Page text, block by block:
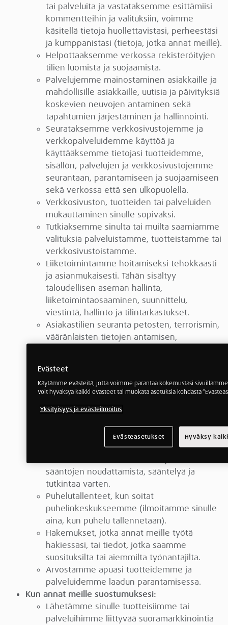
tai palveluita ja vastataksemme esittämiisi
kommentteihin ja valituksiin, voimme
käsitellä tietoja huollettavistasi, perheestäsi
ja kumppanistasi (tietoja, jotka annat meille).
Helpottaaksemme verkossa rekisteröityjen
tilien luomista ja suojaamista.
Palvelujemme mainostaminen asiakkaille ja
mahdollisille asiakkaille, uutisia ja päivityksiä
koskevien neuvojen antaminen sekä
tapahtumien järjestäminen ja hallinnointi.
Seurataksemme verkkosivustojemme ja
verkkopalveluidemme käyttöä ja
käyttääksemme tietojasi tuotteidemme,
sisällön, palvelujen ja verkkosivustojemme
seurantaan, parantamiseen ja suojaamiseen
sekä verkossa että sen ulkopuolella.
Verkkosivuston, tuotteiden tai palveluiden
mukauttaminen sinulle sopivaksi.
Tutkiaksemme sinulta tai muilta saamiamme
valituksia palveluistamme, tuotteistamme tai
verkkosivustoistamme.
Liiketoimintamme hoitamiseksi tehokkaasti
ja asianmukaisesti. Tähän sisältyy
taloudellisen aseman hallinta,
liiketoimintaosaaminen, suunnittelu,
viestintä, hallinto ja tilintarkastukset.
Asiakastilien seuranta petosten, terrorismin,
vääränlaisten tietojen antamisen,
tutkimiseksi ja/tai niistä ilmoittamiseksi
sovellettavan lainsäädännön mukaisesti.
Hallinnoidaksemme liiketoimiamme muiden
yritysten kanssa, jotka tarjoavat palveluja
Markkinointimateriaalin lähettäminen sinulle
sääntöjen noudattamista, sääntelyä ja
tutkintaa varten.
Puhelutallenteet, kun soitat
puhelinkeskukseemme (ilmoitamme sinulle
aina, kun puhelu tallennetaan).
Hakemukset, jotka annat meille työtä
hakiessasi, tai tiedot, jotka saamme
suosituksilta tai aiemmilta työnantajilta.
Arvostamme apuasi tuotteidemme ja
palveluidemme laadun parantamisessa.
Kun annat meille suostumuksesi:
Lähetämme sinulle tuotteisiimme tai
palveluihimme liittyvää suoramarkkinointia
Evästeet
Käytämme evästeitä, jotta voimme parantaa kokemustasi
Voit hyväksyä kaikki evästeet tai muokata asetuksia kohdasta
Yksityisyys ja evästeilmoitus
Evästeasetukset Hyväksy